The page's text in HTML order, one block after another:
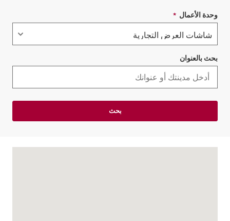
وحدة الأعمال *
بحث بالعنوان
بحث